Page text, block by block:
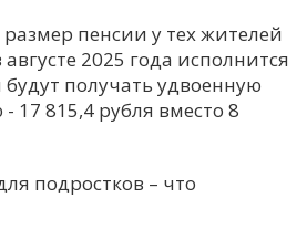
пенсии у тех жителей
2025 года исполнится
получать удвоенную
17 815,4 рубля вместо 8
подростков – что